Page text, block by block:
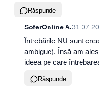
Răspunde
SoferOnline A.
Întrebările NU sunt
ambigue). Însă am
ideea pe care
Răspunde